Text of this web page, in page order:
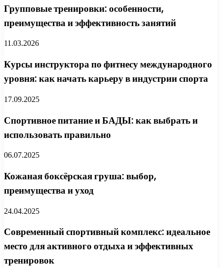
Групповые тренировки: особенности,
преимущества и эффективность занятий
11.03.2026
Курсы инструктора по фитнесу международного
уровня: как начать карьеру в индустрии спорта
17.09.2025
Спортивное питание и БАДЫ: как выбрать и
использовать правильно
06.07.2025
Кожаная боксёрская груша: выбор,
преимущества и уход
24.04.2025
Современный спортивный комплекс: идеальное
место для активного отдыха и эффективных
тренировок